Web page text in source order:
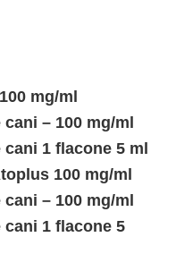
mg/ml
– 100 mg/ml
1 flacone 5 ml
100 mg/ml
– 100 mg/ml
1 flacone 5